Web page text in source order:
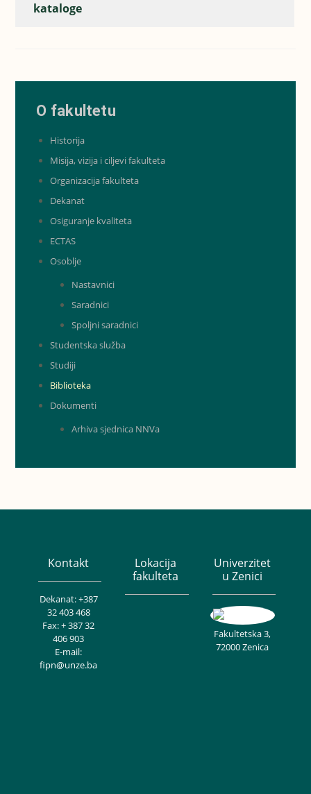
kataloge
O fakultetu
Historija
Misija, vizija i ciljevi fakulteta
Organizacija fakulteta
Dekanat
Osiguranje kvaliteta
ECTAS
Osoblje
Nastavnici
Saradnici
Spoljni saradnici
Studentska služba
Studiji
Biblioteka
Dokumenti
Arhiva sjednica NNVa
Kontakt
Dekanat: +387
32 403 468
Fax: + 387 32
406 903
E-mail:
fipn@unze.ba
Lokacija
fakulteta
Univerzitet
u Zenici
Fakultetska 3,
72000 Zenica